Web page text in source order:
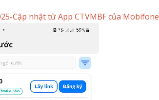
Cập nhật từ App CTVMBF của Mobifone